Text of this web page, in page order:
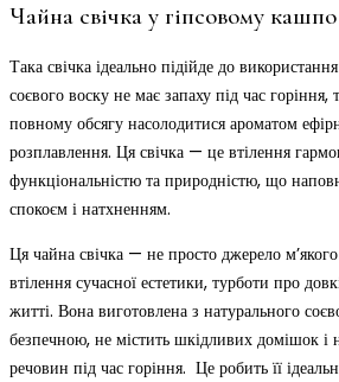
Чайна свічка у гіпсовому кашпо
Така свічка ідеально підійде до
соєвого воску не має запаху під час
повному обсягу насолодитися ароматом
розплавлення. Ця свічка — це втілення
функціональністю та природністю, що
спокоєм і натхненням.
Ця чайна свічка — не просто джерело м’якого
втілення сучасної естетики, турботи про
житті. Вона виготовлена з натурального
безпечною, не містить шкідливих домішок і
речовин під час горіння. Це робить її